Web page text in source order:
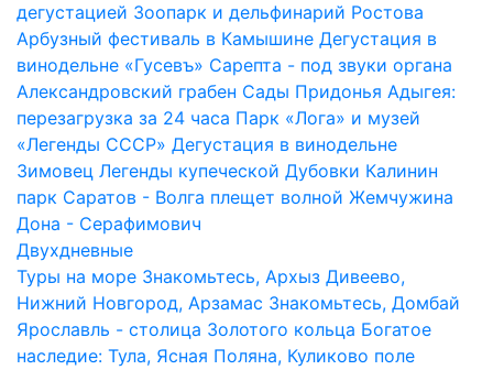
дегустацией Зоопарк и дельфинарий Ростова
Арбузный фестиваль в Камышине Дегустация в
винодельне «Гусевъ» Сарепта - под звуки органа
Александровский грабен Сады Придонья Адыгея:
перезагрузка за 24 часа Парк «Лога» и музей
«Легенды СССР» Дегустация в винодельне
Зимовец Легенды купеческой Дубовки Калинин
парк Саратов - Волга плещет волной Жемчужина
Дона - Серафимович
Двухдневные
Туры на море Знакомьтесь, Архыз Дивеево,
Нижний Новгород, Арзамас Знакомьтесь, Домбай
Ярославль - столица Золотого кольца Богатое
наследие: Тула, Ясная Поляна, Куликово поле